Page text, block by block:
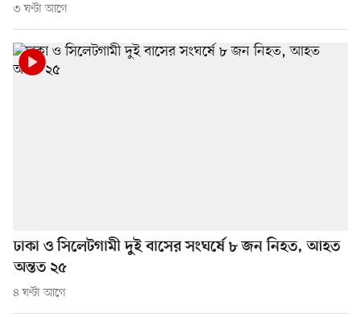
৩ ঘণ্টা আগে
ঢাকা ও সিলেটগামী দুই বাসের সংঘর্ষে ৮ জন নিহত, আহত
অন্তত ২৫
৪ ঘণ্টা আগে